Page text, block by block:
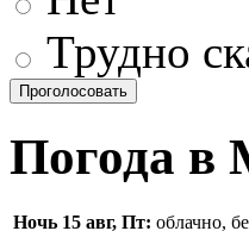
Трудно
Погода в
Ночь 15 авг, Пт: облачно,